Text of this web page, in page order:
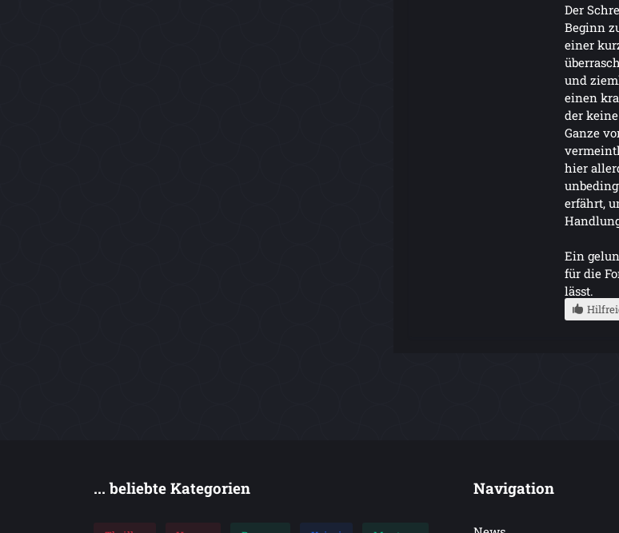
Der
Beginn
einer
und
einen
der
Ganze
hier
erfährt,
Ein
für die
lässt.
... beliebte Kategorien Navigation